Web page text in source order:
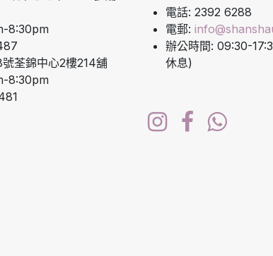
電話: 2392 6288
電郵:
辦公時間: 09:30-
休息)
8:30pm
荃錦中心2樓214舖
8:30pm